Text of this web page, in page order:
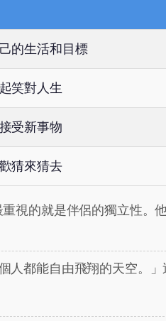
的生活和目標
笑對人生
受新事物
猜來猜去
重視的就是伴侶的獨立性。
人都能自由飛翔的天空。